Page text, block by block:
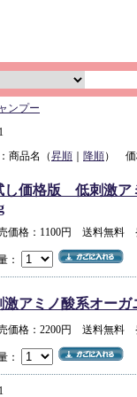
ンプー
商品名（昇順 降順） 価
し価格版 低刺激ア
価格：1100円 送料無料
：
激アミノ酸系オーガ
価格：2200円 送料無料
：